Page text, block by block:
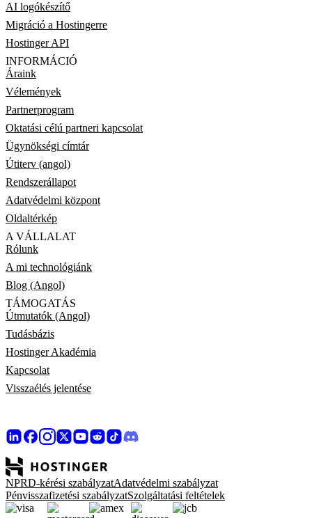
AI logókészítő
Migráció a Hostingerre
Hostinger API
INFORMÁCIÓ
Áraink
Vélemények
Partnerprogram
Oktatási célú partneri kapcsolat
Ügynökségi címtár
Útiterv (angol)
Rendszerállapot
Adatvédelmi központ
Oldaltérkép
A VÁLLALAT
Rólunk
A mi technológiánk
Blog (Angol)
TÁMOGATÁS
Útmutatók (Angol)
Tudásbázis
Hostinger Akadémia
Kapcsolat
Visszaélés jelentése
NPRD-kérési szabályzatAdatvédelmi szabályzat
Pénvisszafizetési szabályzatSzolgáltatási feltételek